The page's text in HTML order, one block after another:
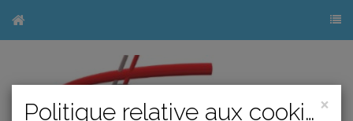
×
Politique relative aux cookies